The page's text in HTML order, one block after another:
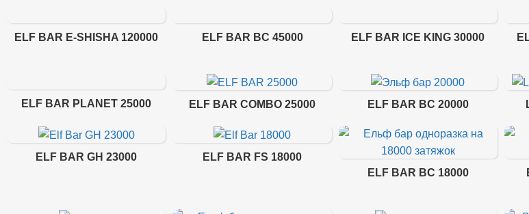
ELF BAR E-SHISHA 120000 ELF BAR BC 45000 ELF BAR ICE KING 30000
ELF BAR PLANET 25000 ELF BAR COMBO 25000 ELF BAR BC 20000
ELF BAR GH 23000
ELF BAR FS 18000
ELF BAR BC 18000